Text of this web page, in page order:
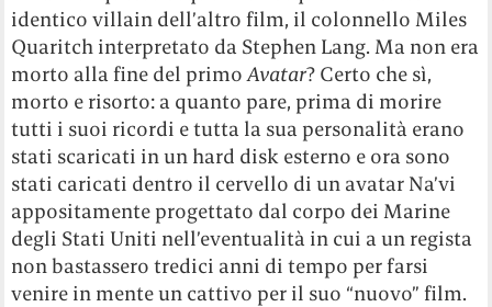
identico villain dell’altro film, il colonnello Miles
Quaritch interpretato da Stephen Lang. Ma non era
morto alla fine del primoAvatar? Certo che sì,
morto e risorto: a quanto pare, prima di morire
tutti i suoi ricordi e tutta la sua personalità erano
stati scaricati in un hard disk esterno e ora sono
stati caricati dentro il cervello di un avatar Na’vi
appositamente progettato dal corpo dei Marine
degli Stati Uniti nell’eventualità in cui a un regista
non bastassero tredici anni di tempo per farsi
venire in mente un cattivo per il suo “nuovo” film.